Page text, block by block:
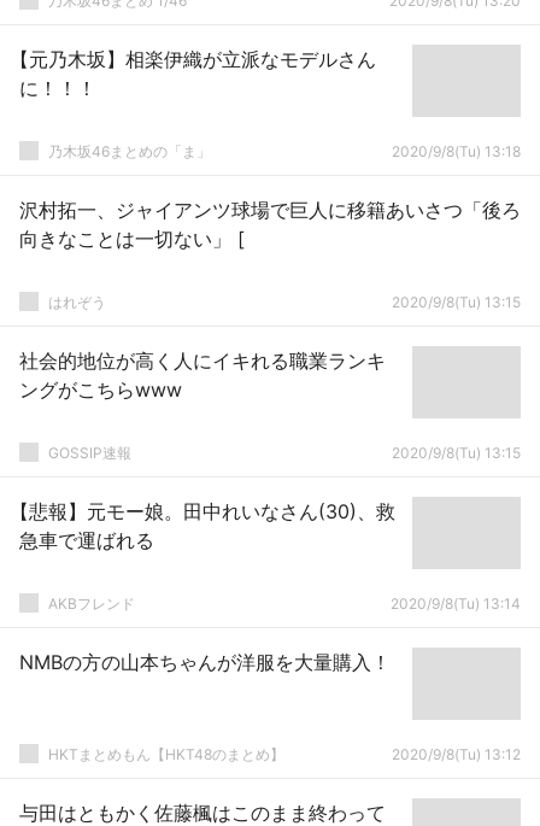
【元乃木坂】相楽伊織が立派なモデルさん
に！！！
乃木坂46まとめの「ま」 2020/9/8(Tu) 13:18
沢村拓一、ジャイアンツ球場で巨人に移籍あいさつ「後ろ
向きなことは一切ない」 [
はれぞう 2020/9/8(Tu) 13:15
社会的地位が高く人にイキれる職業ランキ
ングがこちらwww
GOSSIP速報 2020/9/8(Tu) 13:15
【悲報】元モー娘。田中れいなさん(30)、救
急車で運ばれる
AKBフレンド 2020/9/8(Tu) 13:14
NMBの方の山本ちゃんが洋服を大量購入！
HKTまとめもん【HKT48のまとめ】 2020/9/8(Tu) 13:12
与田はともかく佐藤楓はこのまま終わって